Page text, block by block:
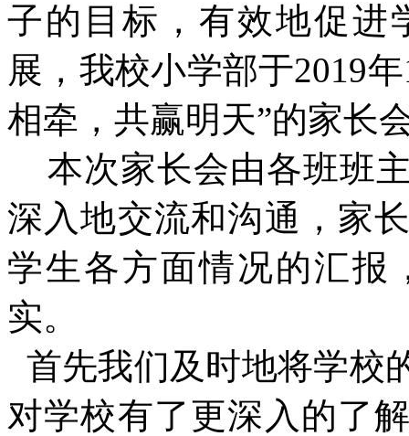
子的目标，有效地促进
展，我校小学部于2019
相牵，共赢明天”的家长
本次家长会由各班班
深入地交流和沟通，家
学生各方面情况的汇报
实。
首先我们及时地将学校
对学校有了更深入的了